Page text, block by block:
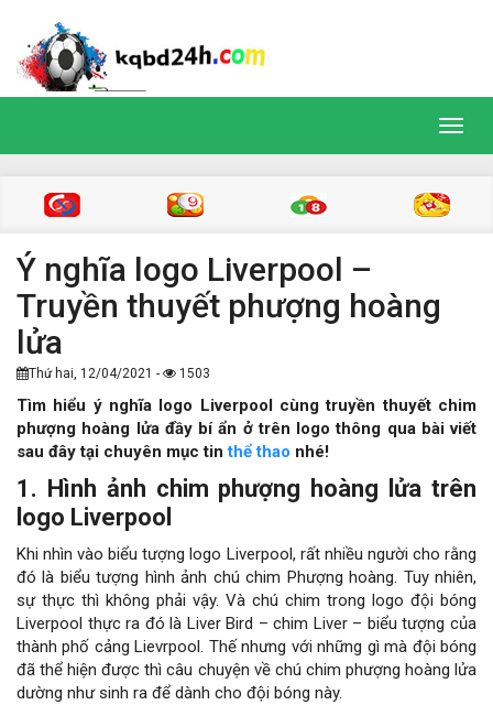
Ý nghĩa logo Liverpool –
Truyền thuyết phượng hoàng
lửa
Thứ hai, 12/04/2021 - 1503
Tìm hiểu ý nghĩa logo Liverpool cùng truyền thuyết chim
phượng hoàng lửa đầy bí ẩn ở trên logo thông qua bài viết
sau đây tại chuyên mục tinthể thao nhé!
1. Hình ảnh chim phượng hoàng lửa trên
logo Liverpool
Khi nhìn vào biểu tượng logo Liverpool, rất nhiều người cho rằng
đó là biểu tượng hình ảnh chú chim Phượng hoàng. Tuy nhiên,
sự thực thì không phải vậy. Và chú chim trong logo đội bóng
Liverpool thực ra đó là Liver Bird – chim Liver – biểu tượng của
thành phố cảng Lievrpool. Thế nhưng với những gì mà đội bóng
đã thể hiện được thì câu chuyện về chú chim phượng hoàng lửa
dường như sinh ra để dành cho đội bóng này.